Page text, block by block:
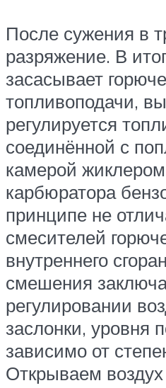
После сужения в
разряжение. В
засасывает
топливоподачи,
регулируется
соединённой с
камерой
карбюратора
принципе не
смесителей
внутреннего
смешения
регулировании
заслонки, уровня
зависимо от
Открываем